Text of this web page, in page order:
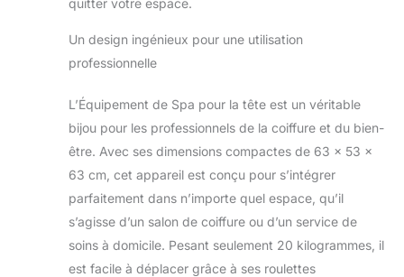
quitter votre espace.
Un design ingénieux pour une utilisation
professionnelle
L’Équipement de Spa pour la tête est un véritable
bijou pour les professionnels de la coiffure et du bien-
être. Avec ses dimensions compactes de 63 x 53 x
63 cm, cet appareil est conçu pour s’intégrer
parfaitement dans n’importe quel espace, qu’il
s’agisse d’un salon de coiffure ou d’un service de
soins à domicile. Pesant seulement 20 kilogrammes, il
est facile à déplacer grâce à ses roulettes